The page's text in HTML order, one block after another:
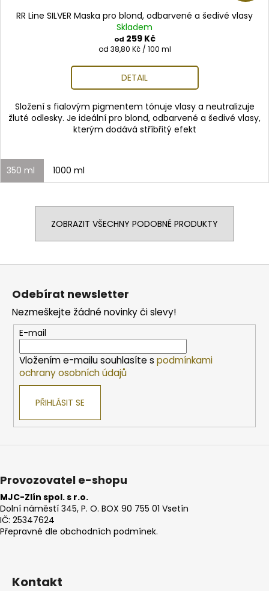
RR Line SILVER Maska pro blond, odbarvené a šedivé vlasy
Skladem
od 259 Kč
Měrná
od 38,80 Kč / 100 ml
DETAIL
Složení s fialovým pigmentem tónuje vlasy a neutralizuje
žluté odlesky. Je ideální pro blond, odbarvené a šedivé vlasy,
kterým dodává stříbřitý efekt
350 ml 1000 ml
ZOBRAZIT VŠECHNY PODOBNÉ PRODUKTY
Z
Odebírat newsletter
Nezmeškejte žádné novinky či slevy!
E-mail
Vložením e-mailu souhlasíte s podmínkami
ochrany osobních údajů
PŘIHLÁSIT SE
Provozovatel e-shopu
MJC-Zlín spol. s r.o.
Dolní náměstí 345, P. O. BOX 90 755 01 Vsetín
IČ: 25347624
Přepravné dle obchodních podmínek.
Kontakt